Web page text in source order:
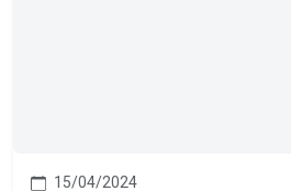
15/04/2024